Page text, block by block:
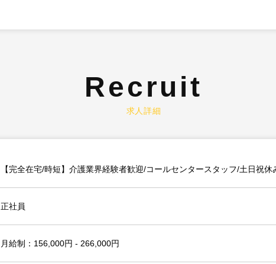
Recruit
求人詳細
【完全在宅/時短】介護業界経験者歓迎/コールセンタースタッフ/土日祝休
正社員
月給制：156,000円 - 266,000円